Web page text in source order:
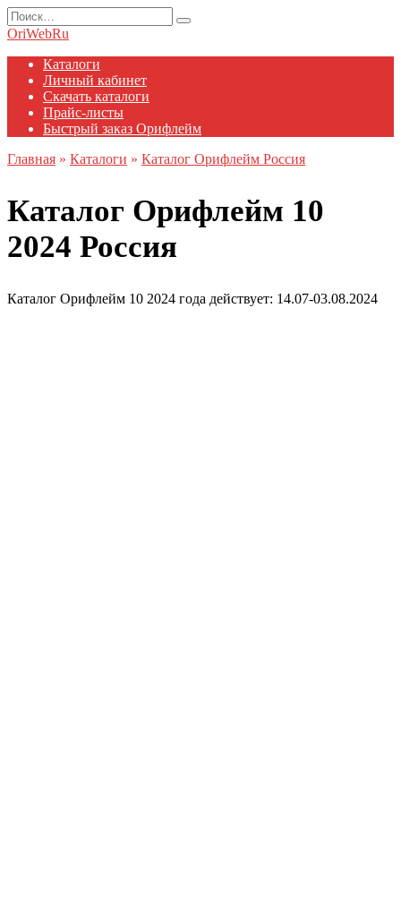
Перейти
к
Search
for:
OriWebRu
Каталоги
Личный кабинет
Скачать каталоги
Прайс-листы
Быстрый заказ Орифлейм
Главная » Каталоги » Каталог Орифлейм Россия
Каталог Орифлейм 10
2024 Россия
Каталог Орифлейм 10 2024 года действует: 14.07-03.08.2024